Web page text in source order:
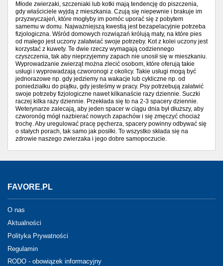
Młode zwierzaki, szczeniaki lub kotki mają tendencję do piszczenia,
gdy właściciele wyjdą z mieszkania. Czują się niepewnie i brakuje im
przyzwyczajeń, które mogłyby im pomóc uporać się z pobytem
samemu w domu. Najważniejszą kwestią jest bezapelacyjnie potrzeba
fizjologiczna. Wśród domowych rozwiązań królują maty, na które pies
od małego jest uczony załatwiać swoje potrzeby. Kot z kolei uczony jest
korzystać z kuwety. Te dwie rzeczy wymagają codziennego
czyszczenia, tak aby nieprzyjemny zapach nie unosił się w mieszkaniu.
Wyprowadzanie zwierząt można zlecić osobom, które oferują takie
usługi i wyprowadzają czworonogi z okolicy. Takie usługi mogą być
jednorazowe np. gdy jedziemy na wakacje lub cykliczne np. od
poniedziałku do piątku, gdy jesteśmy w pracy. Psy potrzebują załatwić
swoje potrzeby fizjologiczne nawet kilkanaście razy dziennie. Suczki
raczej kilka razy dziennie. Przekłada się to na 2-3 spacery dziennie.
Weterynarze zalecają, aby jeden spacer w ciągu dnia był dłuższy, aby
czworonóg mógł nazbierać nowych zapachów i się zmęczyć chociaż
trochę. Aby uregulować pracę pęcherza, spacery powinny odbywać się
o stałych porach, tak samo jak posiłki. To wszystko składa się na
zdrowie naszego zwierzaka i jego dobre samopoczucie.
FAVORE.PL
O nas
Aktualności
Polityka Prywatności
Regulamin
RODO - obowiązek informacyjny